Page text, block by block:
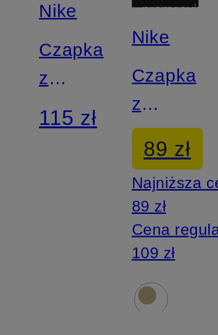
Nike
Czapka
z
daszkiem
CLUB
115 zł
promocyjny
Nike
Czapka
z
daszkiem
CLUB
89 zł
Najniższa
89 zł
Cena
109 zł